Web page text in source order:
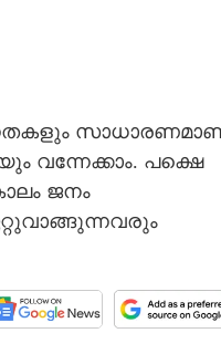
വന്നേക്കാം. പക്ഷെ
ജനം